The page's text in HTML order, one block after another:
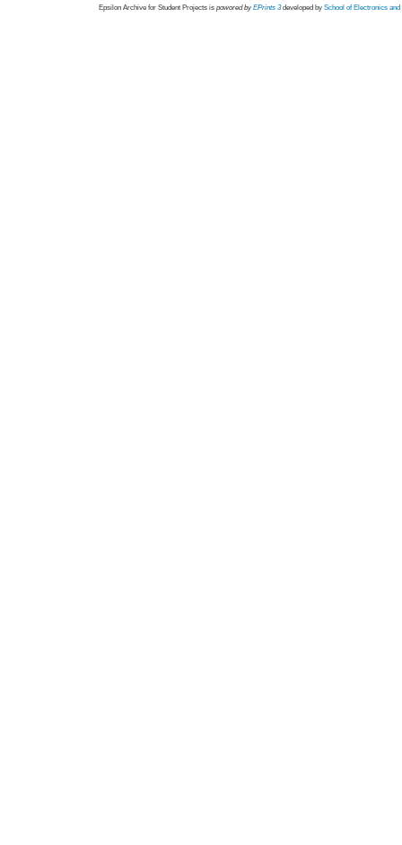
Epsilon Archive for Student Projects is powored byEPrints 3 developed by School of Electronics